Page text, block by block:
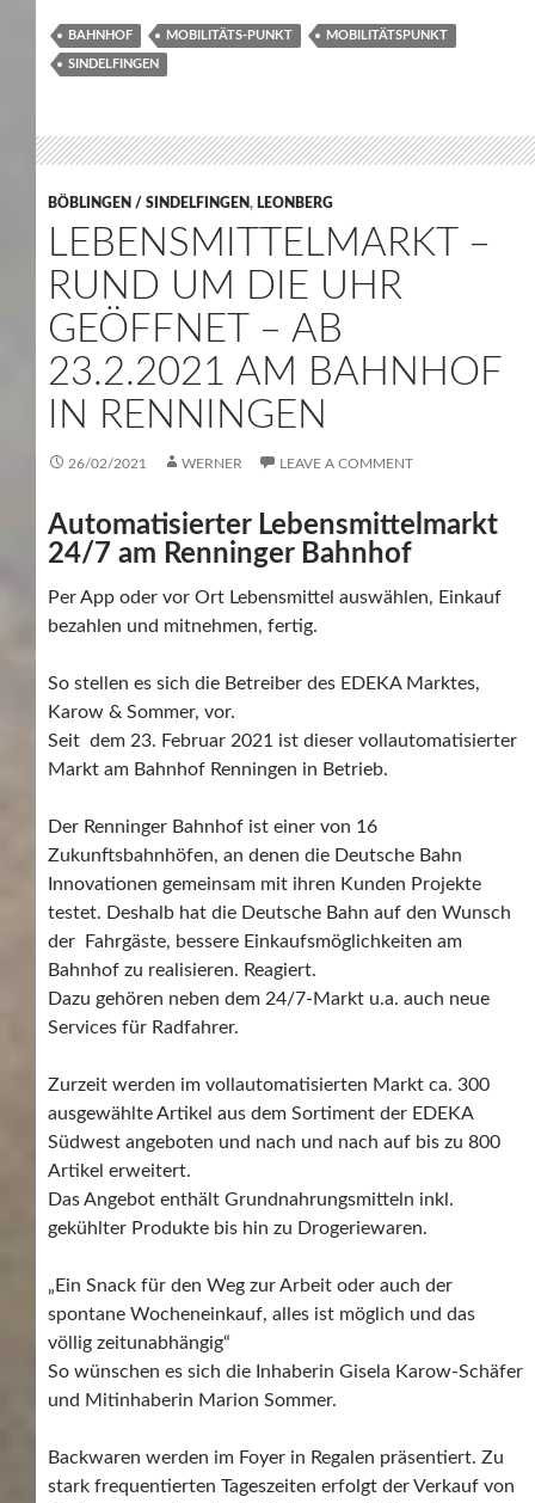
BAHNHOF MOBILITÄTS-PUNKT MOBILITÄTSPUNKT
SINDELFINGEN
BÖBLINGEN / SINDELFINGEN, LEONBERG
LEBENSMITTELMARKT –
RUND UM DIE UHR
GEÖFFNET – AB
23.2.2021 AM BAHNHOF
IN RENNINGEN
26/02/2021 WERNER LEAVE A COMMENT
Automatisierter Lebensmittelmarkt
24/7 am Renninger Bahnhof
Per App oder vor Ort Lebensmittel auswählen, Einkauf
bezahlen und mitnehmen, fertig.
So stellen es sich die Betreiber des EDEKA Marktes,
Karow & Sommer, vor.
Seit dem 23. Februar 2021 ist dieser vollautomatisierter
Markt am Bahnhof Renningen in Betrieb.
Der Renninger Bahnhof ist einer von 16
Zukunftsbahnhöfen, an denen die Deutsche Bahn
Innovationen gemeinsam mit ihren Kunden Projekte
testet. Deshalb hat die Deutsche Bahn auf den Wunsch
der Fahrgäste, bessere Einkaufsmöglichkeiten am
Bahnhof zu realisieren. Reagiert.
Dazu gehören neben dem 24/7-Markt u.a. auch neue
Services für Radfahrer.
Zurzeit werden im vollautomatisierten Markt ca. 300
ausgewählte Artikel aus dem Sortiment der EDEKA
Südwest angeboten und nach und nach auf bis zu 800
Artikel erweitert.
Das Angebot enthält Grundnahrungsmitteln inkl.
gekühlter Produkte bis hin zu Drogeriewaren.
„Ein Snack für den Weg zur Arbeit oder auch der
spontane Wocheneinkauf, alles ist möglich und das
völlig zeitunabhängig“
So wünschen es sich die Inhaberin Gisela Karow-Schäfer
und Mitinhaberin Marion Sommer.
Backwaren werden im Foyer in Regalen präsentiert. Zu
stark frequentierten Tageszeiten erfolgt der Verkauf von